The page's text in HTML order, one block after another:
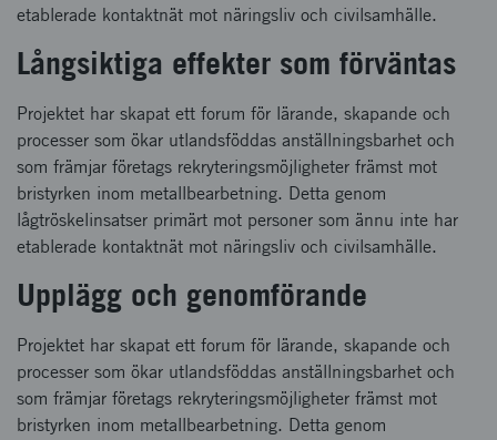
etablerade kontaktnät mot näringsliv och civilsamhälle.
Långsiktiga effekter som förväntas
Projektet har skapat ett forum för lärande, skapande och
processer som ökar utlandsföddas anställningsbarhet och
som främjar företags rekryteringsmöjligheter främst mot
bristyrken inom metallbearbetning. Detta genom
lågtröskelinsatser primärt mot personer som ännu inte har
etablerade kontaktnät mot näringsliv och civilsamhälle.
Upplägg och genomförande
Projektet har skapat ett forum för lärande, skapande och
processer som ökar utlandsföddas anställningsbarhet och
som främjar företags rekryteringsmöjligheter främst mot
bristyrken inom metallbearbetning. Detta genom